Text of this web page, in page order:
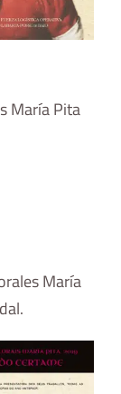
María Pita
María